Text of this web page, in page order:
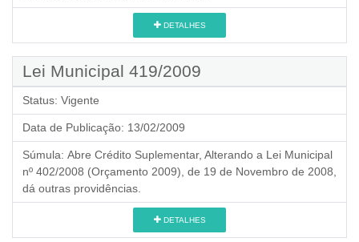
DETALHES
Lei Municipal 419/2009
Status: Vigente
Data de Publicação: 13/02/2009
Súmula: Abre Crédito Suplementar, Alterando a Lei Municipal
nº 402/2008 (Orçamento 2009), de 19 de Novembro de 2008,
dá outras providências.
DETALHES